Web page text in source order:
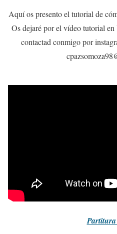
Aquí os presento el tutorial de
Os dejaré por el vídeo tutorial
contactad conmigo por